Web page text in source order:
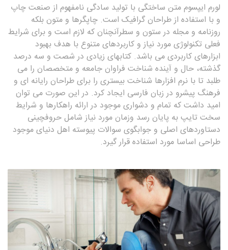
لورم ایپسوم متن ساختگی با تولید سادگی نامفهوم از صنعت چاپ
و با استفاده از طراحان گرافیک است. چاپگرها و متون بلکه
روزنامه و مجله در ستون و سطرآنچنان که لازم است و برای شرایط
فعلی تکنولوژی مورد نیاز و کاربردهای متنوع با هدف بهبود
ابزارهای کاربردی می باشد. کتابهای زیادی در شصت و سه درصد
گذشته، حال و آینده شناخت فراوان جامعه و متخصصان را می
طلبد تا با نرم افزارها شناخت بیستری را برای طراحان رایانه ای و
فرهنگ پیشرو در زبان فارسی ایجاد کرد. در این صورت می توان
امید داشت که تمام و دشواری موجود در ارائه راهکارها و شرایط
سخت تایپ به پایان رسد وزمان مورد نیاز شامل حروفچینی
دستاوردهای اصلی و جوابگوی سوالات پیوسته اهل دنیای موجود
طراحی اساسا مورد استفاده قرار گیرد.